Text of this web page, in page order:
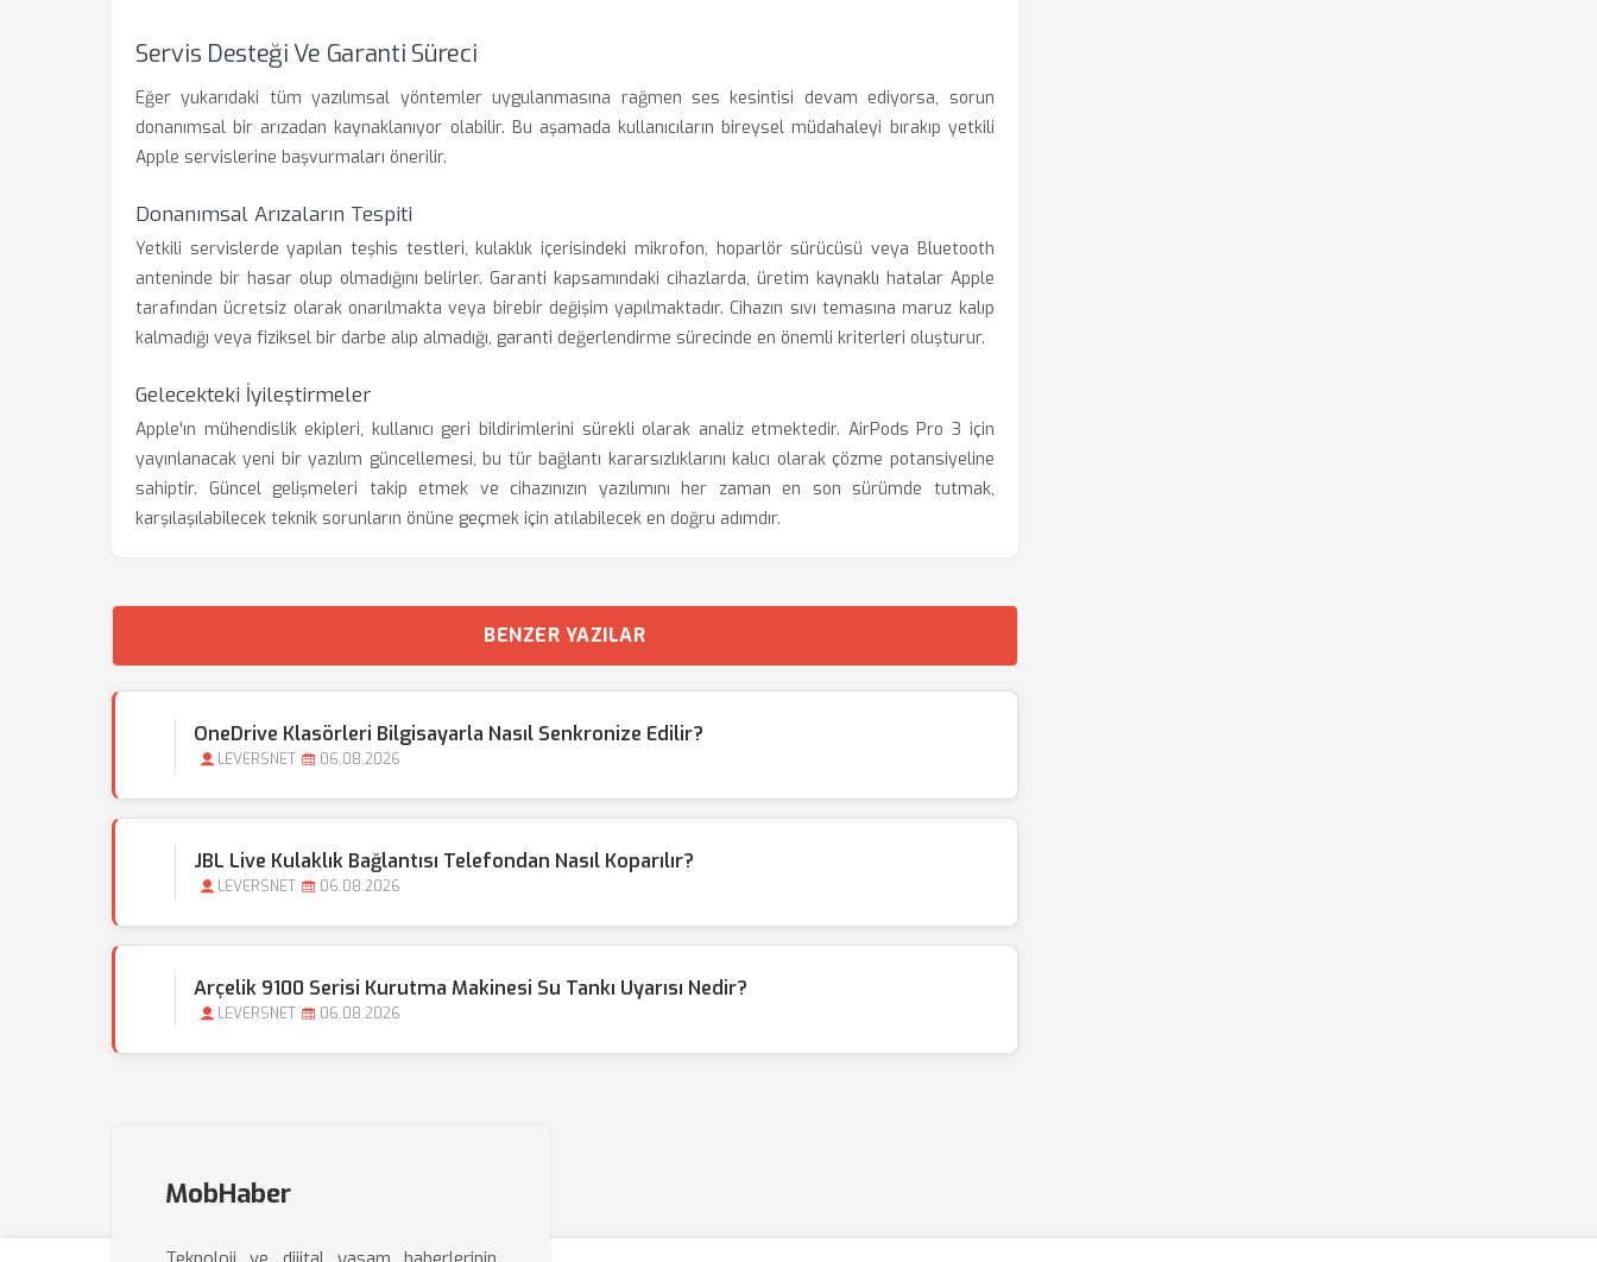
Servis Desteği Ve Garanti Süreci
Eğer yukarıdaki tüm yazılımsal yöntemler uygulanmasına rağmen ses kesintisi devam ediyorsa, sorun
donanımsal bir arızadan kaynaklanıyor olabilir. Bu aşamada kullanıcıların bireysel müdahaleyi bırakıp yetkili
Apple servislerine başvurmaları önerilir.
Donanımsal Arızaların Tespiti
Yetkili servislerde yapılan teşhis testleri, kulaklık içerisindeki mikrofon, hoparlör sürücüsü veya Bluetooth
anteninde bir hasar olup olmadığını belirler. Garanti kapsamındaki cihazlarda, üretim kaynaklı hatalar Apple
tarafından ücretsiz olarak onarılmakta veya birebir değişim yapılmaktadır. Cihazın sıvı temasına maruz kalıp
kalmadığı veya fiziksel bir darbe alıp almadığı, garanti değerlendirme sürecinde en önemli kriterleri oluşturur.
Gelecekteki İyileştirmeler
Apple'ın mühendislik ekipleri, kullanıcı geri bildirimlerini sürekli olarak analiz etmektedir. AirPods Pro 3 için
yayınlanacak yeni bir yazılım güncellemesi, bu tür bağlantı kararsızlıklarını kalıcı olarak çözme potansiyeline
sahiptir. Güncel gelişmeleri takip etmek ve cihazınızın yazılımını her zaman en son sürümde tutmak,
karşılaşılabilecek teknik sorunların önüne geçmek için atılabilecek en doğru adımdır.
BENZER YAZILAR
OneDrive Klasörleri Bilgisayarla Nasıl Senkronize Edilir?
LEVERSNET 06.08.2026
JBL Live Kulaklık Bağlantısı Telefondan Nasıl Koparılır?
LEVERSNET 06.08.2026
Arçelik 9100 Serisi Kurutma Makinesi Su Tankı Uyarısı Nedir?
LEVERSNET 06.08.2026
MobHaber